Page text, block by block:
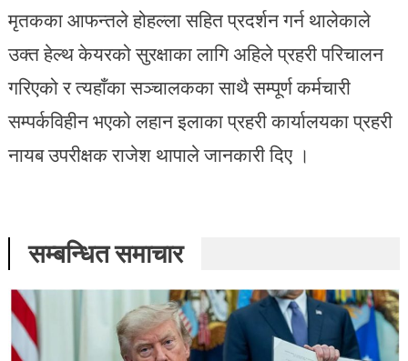
मृतकका आफन्तले होहल्ला सहित प्रदर्शन गर्न थालेकाले
उक्त हेल्थ केयरको सुरक्षाका लागि अहिले प्रहरी परिचालन
गरिएको र त्यहाँका सञ्चालकका साथै सम्पूर्ण कर्मचारी
सम्पर्कविहीन भएको लहान इलाका प्रहरी कार्यालयका प्रहरी
नायब उपरीक्षक राजेश थापाले जानकारी दिए ।
सम्बन्धित समाचार